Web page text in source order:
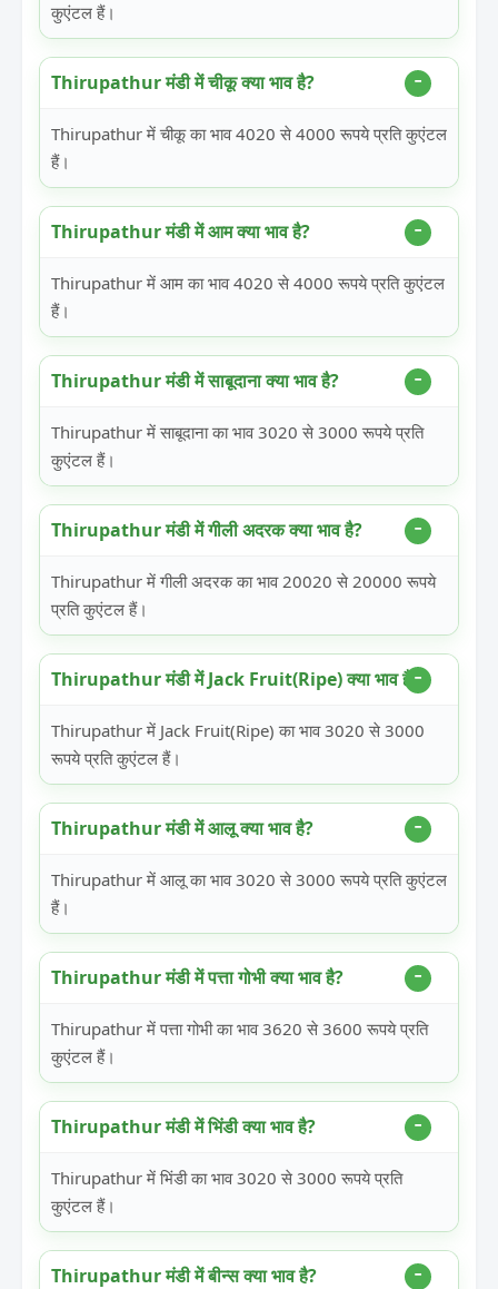
कुएंटल हैं।
Thirupathur मंडी में चीकू क्या भाव है?
Thirupathur में चीकू का भाव 4020 से 4000 रूपये प्रति कुएंटल
हैं।
Thirupathur मंडी में आम क्या भाव है?
Thirupathur में आम का भाव 4020 से 4000 रूपये प्रति कुएंटल
हैं।
Thirupathur मंडी में साबूदाना क्या भाव है?
Thirupathur में साबूदाना का भाव 3020 से 3000 रूपये प्रति
कुएंटल हैं।
Thirupathur मंडी में गीली अदरक क्या भाव है?
Thirupathur में गीली अदरक का भाव 20020 से 20000 रूपये
प्रति कुएंटल हैं।
Thirupathur मंडी में Jack Fruit(Ripe) क्या भाव है?
Thirupathur में Jack Fruit(Ripe) का भाव 3020 से 3000
रूपये प्रति कुएंटल हैं।
Thirupathur मंडी में आलू क्या भाव है?
Thirupathur में आलू का भाव 3020 से 3000 रूपये प्रति कुएंटल
हैं।
Thirupathur मंडी में पत्ता गोभी क्या भाव है?
Thirupathur में पत्ता गोभी का भाव 3620 से 3600 रूपये प्रति
कुएंटल हैं।
Thirupathur मंडी में भिंडी क्या भाव है?
Thirupathur में भिंडी का भाव 3020 से 3000 रूपये प्रति
कुएंटल हैं।
Thirupathur मंडी में बीन्स क्या भाव है?